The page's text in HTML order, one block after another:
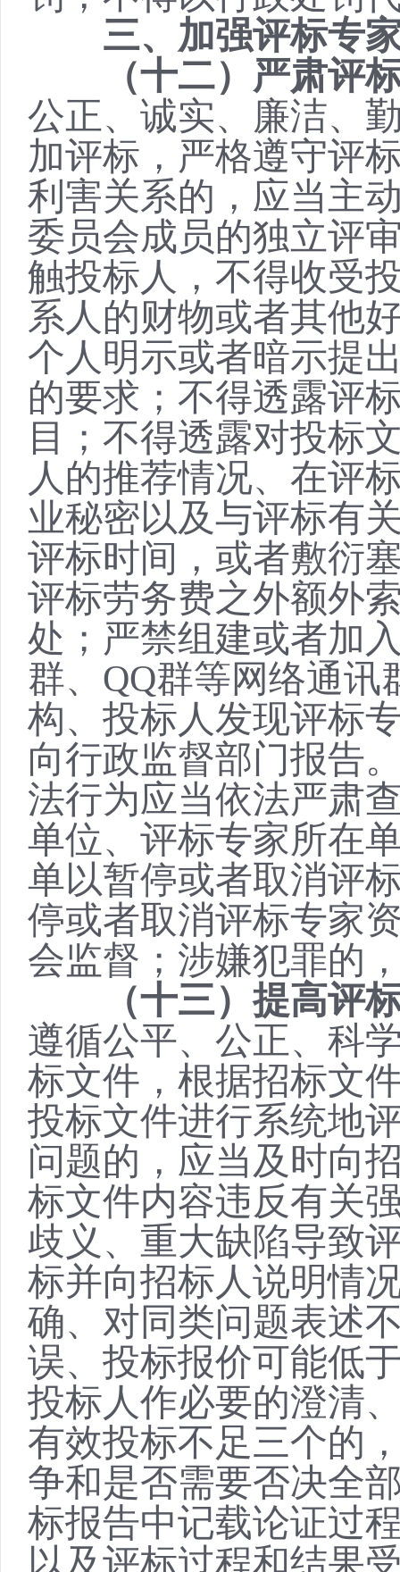
三、加强评标专
（十二）严肃评
公正、诚实、廉洁、
加评标，严格遵守评
利害关系的，应当主
委员会成员的独立评
触投标人，不得收受
系人的财物或者其他
个人明示或者暗示提
的要求；不得透露评
目；不得透露对投标
人的推荐情况、在评
业秘密以及与评标有
评标时间，或者敷衍
评标劳务费之外额外
处；严禁组建或者加
群、 QQ群等网络通讯
构、投标人发现评标
向行政监督部门报告
法行为应当依法严肃
单位、评标专家所在
单以暂停或者取消评
停或者取消评标专家
会监督；涉嫌犯罪的
（十三）提高评
遵循公平、公正、科
标文件，根据招标文
投标文件进行系统地
问题的，应当及时向
标文件内容违反有关
歧义、重大缺陷导致
标并向招标人说明情
确、对同类问题表述
误、投标报价可能低
投标人作必要的澄清
有效投标不足三个的
争和是否需要否决全
标报告中记载论证过
以及评标过程和结果